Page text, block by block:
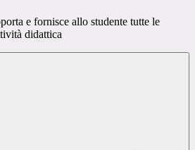
e fornisce allo studente tutte le
didattica